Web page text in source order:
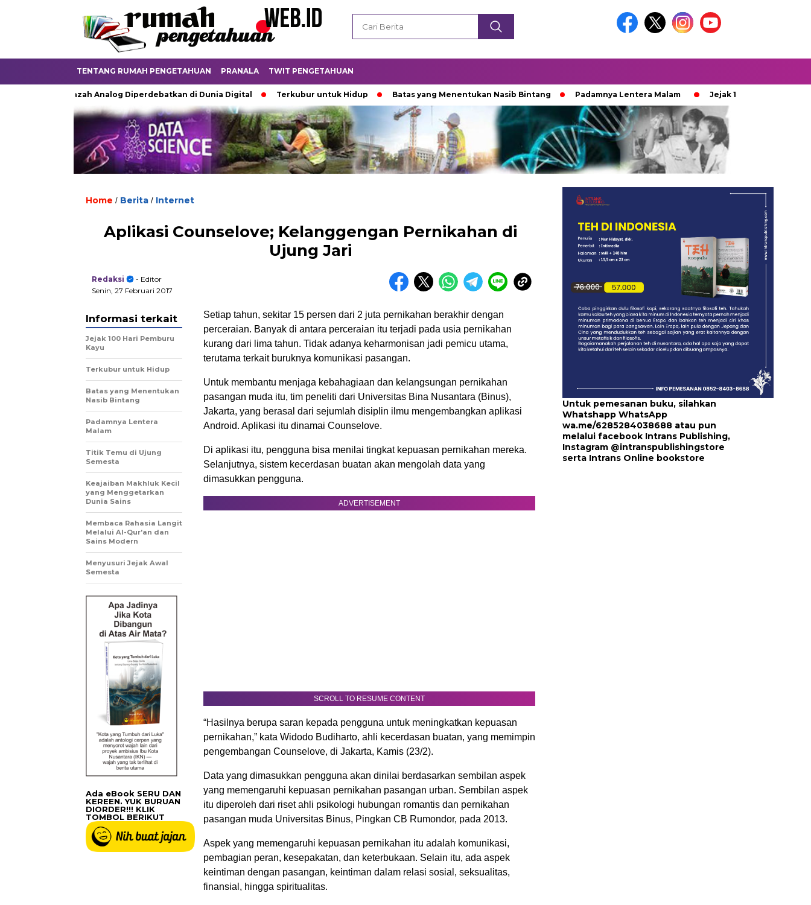
TENTANG RUMAH PENGETAHUAN PRANALA TWIT PENGETAHUAN
Ketika Ijazah Analog Diperdebatkan di Dunia Digital Terkubur untuk Hidup Batas yang Menentukan Nasib Bintang Padamnya Lentera Malam Jejak 100 Hari Pemburu Kayu
Home / Berita / Internet
Aplikasi Counselove; Kelanggengan Pernikahan di
Ujung Jari
Redaksi
- Editor
Senin, 27 Februari 2017
Setiap tahun, sekitar 15 persen dari 2 juta pernikahan berakhir dengan
perceraian. Banyak di antara perceraian itu terjadi pada usia pernikahan
kurang dari lima tahun. Tidak adanya keharmonisan jadi pemicu utama,
terutama terkait buruknya komunikasi pasangan.
Untuk membantu menjaga kebahagiaan dan kelangsungan pernikahan
pasangan muda itu, tim peneliti dari Universitas Bina Nusantara (Binus),
Jakarta, yang berasal dari sejumlah disiplin ilmu mengembangkan aplikasi
Android. Aplikasi itu dinamai Counselove.
Di aplikasi itu, pengguna bisa menilai tingkat kepuasan pernikahan mereka.
Selanjutnya, sistem kecerdasan buatan akan mengolah data yang
dimasukkan pengguna.
ADVERTISEMENT
SCROLL TO RESUME CONTENT
“Hasilnya berupa saran kepada pengguna untuk meningkatkan kepuasan
pernikahan,” kata Widodo Budiharto, ahli kecerdasan buatan, yang memimpin
pengembangan Counselove, di Jakarta, Kamis (23/2).
Data yang dimasukkan pengguna akan dinilai berdasarkan sembilan aspek
yang memengaruhi kepuasan pernikahan pasangan urban. Sembilan aspek
itu diperoleh dari riset ahli psikologi hubungan romantis dan pernikahan
pasangan muda Universitas Binus, Pingkan CB Rumondor, pada 2013.
Aspek yang memengaruhi kepuasan pernikahan itu adalah komunikasi,
pembagian peran, kesepakatan, dan keterbukaan. Selain itu, ada aspek
keintiman dengan pasangan, keintiman dalam relasi sosial, seksualitas,
finansial, hingga spiritualitas.
Informasi terkait
Jejak 100 Hari Pemburu
Kayu
Terkubur untuk Hidup
Batas yang Menentukan
Nasib Bintang
Padamnya Lentera
Malam
Titik Temu di Ujung
Semesta
Keajaiban Makhluk Kecil
yang Menggetarkan
Dunia Sains
Membaca Rahasia Langit
Melalui Al-Qur’an dan
Sains Modern
Menyusuri Jejak Awal
Semesta
Ada eBook SERU DAN
KEREEN. YUK BURUAN
DIORDER!!! KLIK
TOMBOL BERIKUT
Untuk pemesanan buku, silahkan
Whatshapp WhatsApp
wa.me/6285284038688 atau pun
melalui facebook Intrans Publishing,
Instagram @intranspublishingstore
serta Intrans Online bookstore